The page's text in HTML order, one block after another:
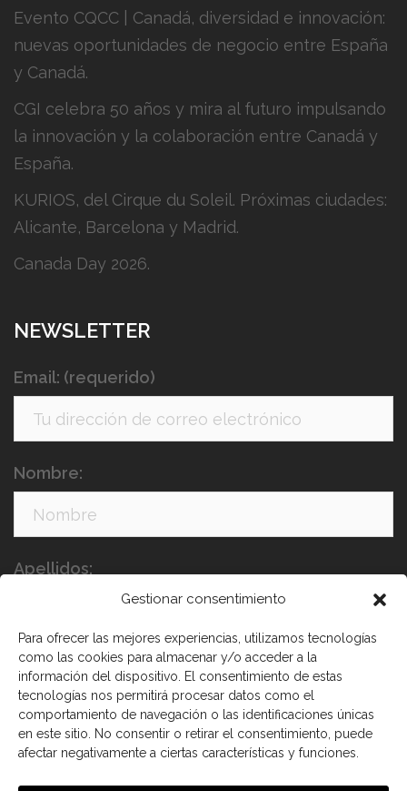
Gestionar consentimiento
Para ofrecer las mejores experiencias, utilizamos tecnologías
como las cookies para almacenar y/o acceder a la
información del dispositivo. El consentimiento de estas
tecnologías nos permitirá procesar datos como el
comportamiento de navegación o las identificaciones únicas
en este sitio. No consentir o retirar el consentimiento, puede
afectar negativamente a ciertas características y funciones.
Evento CQCC | Canadá, diversidad e innovación:
nuevas oportunidades de negocio entre España
y Canadá.
CGI celebra 50 años y mira al futuro impulsando
la innovación y la colaboración entre Canadá y
España.
KURIOS, del Cirque du Soleil. Próximas ciudades:
Alicante, Barcelona y Madrid.
Canada Day 2026.
NEWSLETTER
Email: (requerido)
Nombre:
Apellidos:
He leído y acepto los términos y condiciones